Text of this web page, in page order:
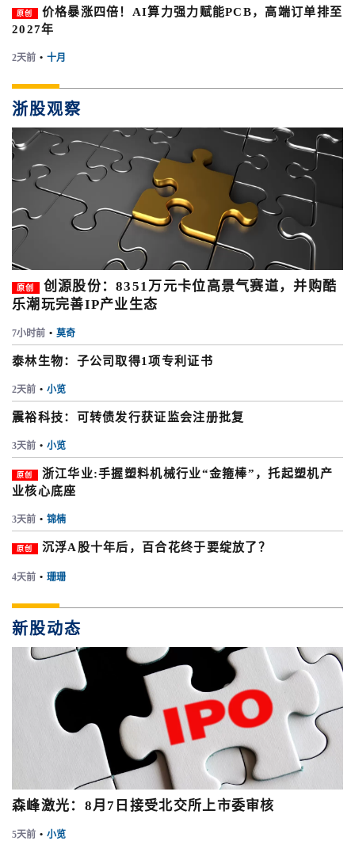
原创
价格暴涨四倍！AI算力强力赋能PCB，高端订单排至
2027年
2天前 • 十月
浙股观察
原创
创源股份：8351万元卡位高景气赛道，并购酷
乐潮玩完善IP产业生态
7小时前 • 莫奇
泰林生物：子公司取得1项专利证书
2天前 • 小览
震裕科技：可转债发行获证监会注册批复
3天前 • 小览
原创
浙江华业:手握塑料机械行业“金箍棒”，托起塑机产
业核心底座
3天前 • 锦楠
原创 沉浮A股十年后，百合花终于要绽放了？
4天前 • 珊珊
新股动态
森峰激光：8月7日接受北交所上市委审核
5天前 • 小览